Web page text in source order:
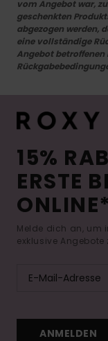
vom Angebot war,
geschenkten
abgezogen werden,
eine vollständige
Angebot
15%
ERSTE
ONLINE*
Melde dich an, um
exklusive Angebote
ANMELDEN